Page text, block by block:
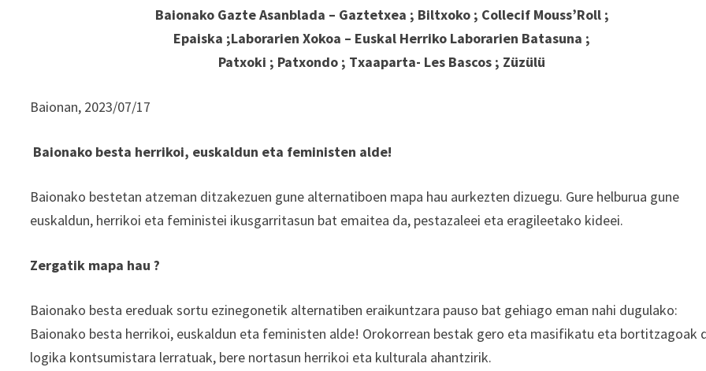
Baionako Gazte Asanblada – Gaztetxea ; Biltxoko ; Collecif Mouss’Roll ;
Epaiska ;Laborarien Xokoa – Euskal Herriko Laborarien Batasuna ;
Patxoki ; Patxondo ; Txaaparta- Les Bascos ; Züzülü
Baionan, 2023/07/17
Baionako besta herrikoi, euskaldun eta feministen alde!
Baionako bestetan atzeman ditzakezuen gune alternatiboen mapa hau aurkezten dizuegu. Gure helburua gune
euskaldun, herrikoi eta feministei ikusgarritasun bat emaitea da, pestazaleei eta eragileetako kideei.
Zergatik mapa hau ?
Baionako besta ereduak sortu ezinegonetik alternatiben eraikuntzara pauso bat gehiago eman nahi dugulako:
Baionako besta herrikoi, euskaldun eta feministen alde! Orokorrean bestak gero eta masifikatu eta bortitzagoak
logika kontsumistara lerratuak, bere nortasun herrikoi eta kulturala ahantzirik.